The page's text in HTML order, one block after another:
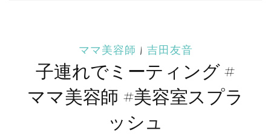
ママ美容師 | 吉田友音
子連れでミーティング #
ママ美容師 #美容室スプラ
ッシュ